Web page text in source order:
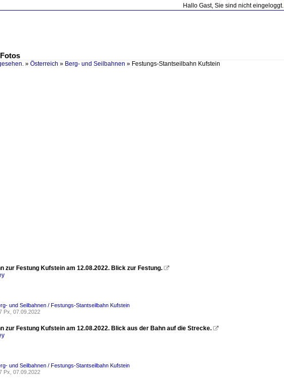
Hallo Gast, Sie sind nicht eingeloggt.
» Österreich » Berg- und Seilbahnen » Festungs-Stantseilbahn Kufstein
zur Festung Kufstein am 12.08.2022. Blick zur Festung. 
und Seilbahnen / Festungs-Stantseilbahn Kufstein
Px, 07.09.2022
zur Festung Kufstein am 12.08.2022. Blick aus der Bahn auf die Strecke. 
und Seilbahnen / Festungs-Stantseilbahn Kufstein
Px, 07.09.2022